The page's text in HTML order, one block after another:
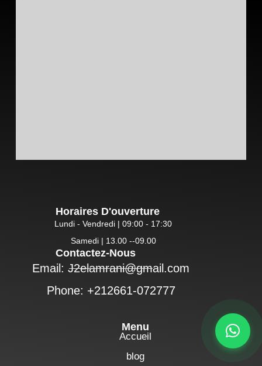
Menu
Accueil
blog
Horaires D'ouverture
Lundi - Vendredi | 09:00 - 17:30
Samedi | 13.00 --09.00
Contactez-Nous
Email: J2elamrani@gmail.com
Phone: +212661-072777